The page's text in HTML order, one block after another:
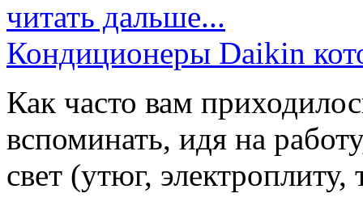
читать дальше...
Кондиционеры Daikin
Как часто вам
вспоминать, идя на
свет (утюг,